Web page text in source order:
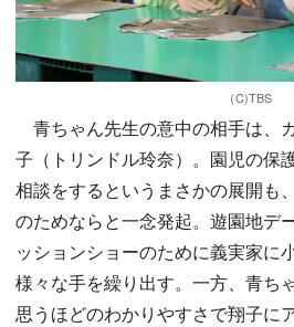
（C)TBS
青ちゃん先生の意中の相手は、
子（トリンドル玲奈）。園児の保
相談をするというまさかの展開も
のためならと一念発起。遊園地デ
ッションショーのために義実家に
様々な手を繰り出す。一方、青ち
思うほどのわかりやすさで翔子に